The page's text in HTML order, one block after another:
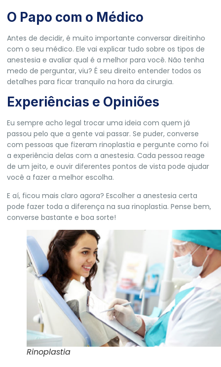
O Papo com o Médico
Antes de decidir, é muito importante conversar direitinho
com o seu médico. Ele vai explicar tudo sobre os tipos de
anestesia e avaliar qual é a melhor para você. Não tenha
medo de perguntar, viu? É seu direito entender todos os
detalhes para ficar tranquilo na hora da cirurgia.
Experiências e Opiniões
Eu sempre acho legal trocar uma ideia com quem já
passou pelo que a gente vai passar. Se puder, converse
com pessoas que fizeram rinoplastia e pergunte como foi
a experiência delas com a anestesia. Cada pessoa reage
de um jeito, e ouvir diferentes pontos de vista pode ajudar
você a fazer a melhor escolha.
E aí, ficou mais claro agora? Escolher a anestesia certa
pode fazer toda a diferença na sua rinoplastia. Pense bem,
converse bastante e boa sorte!
Rinoplastia